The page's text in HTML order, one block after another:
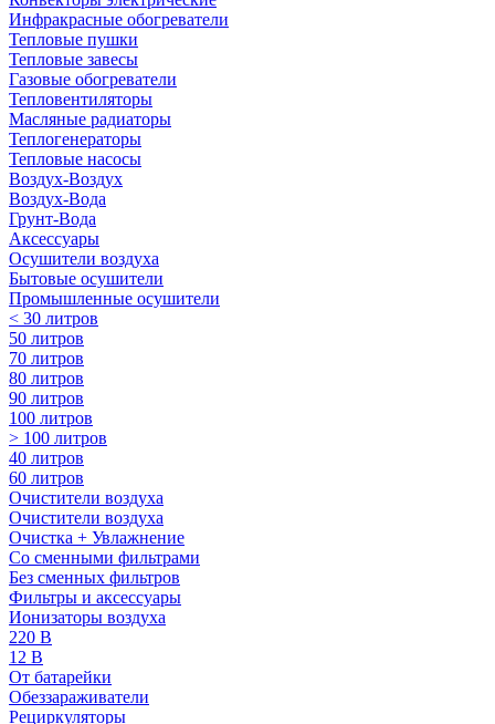
Инфракрасные обогреватели
Тепловые пушки
Тепловые завесы
Газовые обогреватели
Тепловентиляторы
Масляные радиаторы
Теплогенераторы
Тепловые насосы
Воздух-Воздух
Воздух-Вода
Грунт-Вода
Аксессуары
Осушители воздуха
Бытовые осушители
Промышленные осушители
< 30 литров
50 литров
70 литров
80 литров
90 литров
100 литров
> 100 литров
40 литров
60 литров
Очистители воздуха
Очистители воздуха
Очистка + Увлажнение
Cо сменными фильтрами
Без сменных фильтров
Фильтры и аксессуары
Ионизаторы воздуха
220 В
12 В
От батарейки
Обеззараживатели
Рециркуляторы